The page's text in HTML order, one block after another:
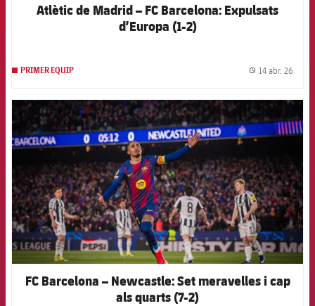
Atlètic de Madrid – FC Barcelona: Expulsats
d’Europa (1-2)
PRIMER EQUIP 14 abr. 26
FCB Barcelona badge
FC Barcelona – Newcastle: Set meravelles i cap
als quarts (7-2)